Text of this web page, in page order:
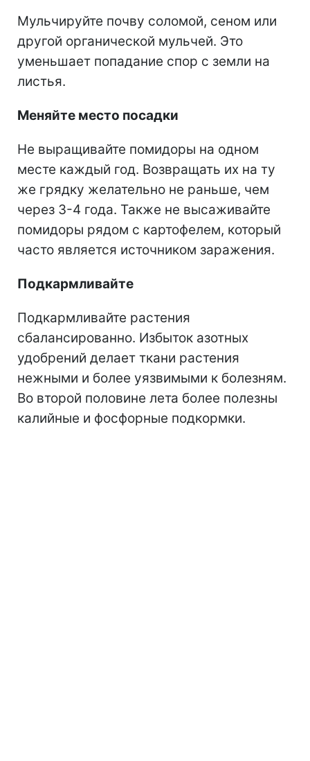
Мульчируйте почву соломой, сеном или
другой органической мульчей. Это
уменьшает попадание спор с земли на
листья.
Меняйте место посадки
Не выращивайте помидоры на одном
месте каждый год. Возвращать их на ту
же грядку желательно не раньше, чем
через 3-4 года. Также не высаживайте
помидоры рядом с картофелем, который
часто является источником заражения.
Подкармливайте
Подкармливайте растения
сбалансированно. Избыток азотных
удобрений делает ткани растения
нежными и более уязвимыми к болезням.
Во второй половине лета более полезны
калийные и фосфорные подкормки.